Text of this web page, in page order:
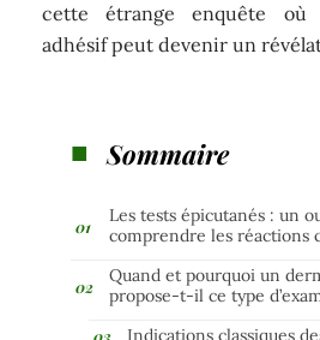
cette étrange enquête où
adhésif peut devenir un
Sommaire
Les tests épicutanés : un
comprendre les réactions
Quand et pourquoi un
propose-t-il ce type
Indications classiques